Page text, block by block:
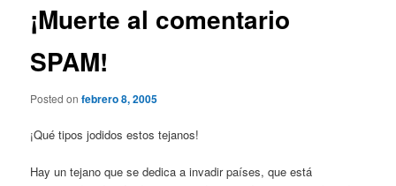
¡Muerte al comentario
SPAM!
Posted onfebrero 8, 2005
¡Qué tipos jodidos estos tejanos!
Hay un tejano que se dedica a invadir países, que está